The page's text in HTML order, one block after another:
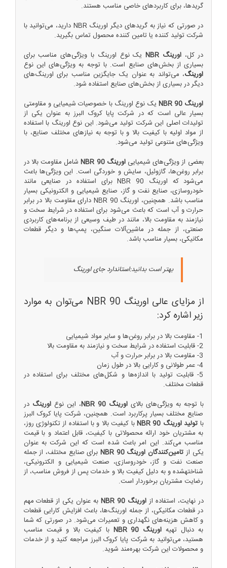
گریدها، برای کاربردهای خاصی مناسب هستند.
در صورتی که نیاز به گریدهای دیگر اورینگ NBR دارید، می‌توانید با
شرکت تولید کننده یا تامین کننده محصول تماس بگیرید.
در کل،اورینگ NBR
یک نوع اورینگ با ویژگی‌های مناسب برای
بسیاری از بخش‌های صنایع است. با توجه به ویژگی‌های این نوع
اورینگ، می‌تواند به عنوان یک جایگزین مناسب برای اورینگ‌های
دیگر در بسیاری از بخش‌های صنایع استفاده شود.
اورینگ NBR 90
یک نوع اورینگ با خصوصیات شیمیایی و مقاومتی
بسیار عالی است که در شرکت پایا کروک البرز به عنوان یکی از
تولیدات اصلی این شرکت تولید می‌شود. این نوع اورینگ با استفاده
از مواد اولیه با کیفیت بالا و با توجه به نیازهای مختلف صنایع، با
ویژگی‌های متنوعی تولید می‌شود.
بعضی از ویژگی‌های شیمیاییاورینگ NBR 90
شامل مقاومت بالا در
برابر روغن‌ها، گازوئیل، سایش و خوردگی است. این ویژگی‌ها باعث
می‌شود که اورینگ NBR 90 برای استفاده در صنایعی مانند
خودروسازی، صنایع نفت و گاز، صنایع شیمیایی و الکترونیکی بسیار
مناسب باشد. همچنین، اورینگ NBR 90 دارای مقاومت بالا در برابر
حرارت و آب است که باعث می‌شود برای استفاده در شرایط سخت و
نیازمند به مقاومت بالا، مانند در طیف وسیعی از برنامه‌های کاربردی
صنعتی، از جمله در ماشین‌آلات سنگین، پمپ‌ها و دیگر قطعات
مکانیکی، بسیار مناسب باشد.
بهتر است بدانید:استاندارد جای اورینگ
از مزایای عالی اورینگ NBR 90 می‌توان به موارد
زیر اشاره کرد:
1- مقاومت بالا در برابر روغن‌ها و سایر مواد شیمیایی
2- قابلیت استفاده در شرایط سخت و نیازمند به مقاومت بالا
3- مقاومت بالا در برابر حرارت و آب
4- عمر طولانی و کارایی بالا در طول زمان
5- قابلیت تولید با اندازه‌ها و شکل‌های مختلف برای استفاده در
قطعات مختلف.
با توجه به ویژگی‌های بالایاورینگ NBR 90 ، این نوعاورینگ در
صنایع مختلف بسیار پرکاربرد است. همچنین، شرکت پایا کروک البرز
با تولید اورینگ NBR 90
با کیفیت بالا و با استفاده از تکنولوژی روز،
به مشتریان خود ارائه محصولاتی با کیفیت، قابل اعتماد و با قیمت
مناسب می‌کند. این امر باعث شده است که این شرکت به عنوان
یکی از تامین‌کنندگان اورینگ NBR 90
برای صنایع مختلف، از جمله
صنعت نفت و گاز، خودروسازی، صنعت شیمیایی و الکترونیکی،
شناختهشده و به دلیل کیفیت بالا و خدمات پس از فروش مناسب، از
رضایت مشتریان برخوردار است.
در نهایت، استفاده ازاورینگ NBR 90
به عنوان یکی از قطعات مهم
در قطعات مکانیکی، از جمله اورینگ‌ها، باعث افزایش کارایی قطعات
و کاهش هزینه‌های نگهداری و تعمیرات می‌شود. در صورتی که شما
به دنبال تهیه اورینگ NBR 90
با کیفیت بالا و قیمت مناسب
هستید، می‌توانید به شرکت پایا کروک البرز مراجعه کنید و از خدمات
و محصولات این شرکت بهره‌مند شوید.